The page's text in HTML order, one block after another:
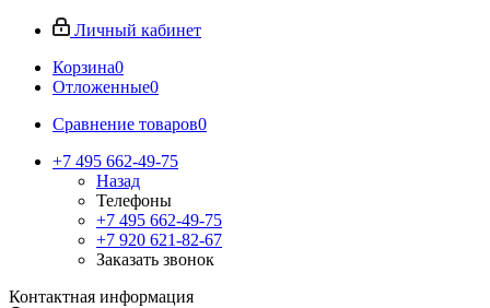
Личный кабинет
Корзина0
Отложенные0
Сравнение товаров0
+7 495 662-49-75
Назад
Телефоны
+7 495 662-49-75
+7 920 621-82-67
Заказать звонок
Контактная информация